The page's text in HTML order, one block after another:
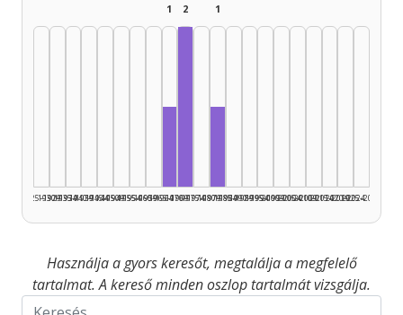
1925–1929
1930–1934
1935–1939
1940–1944
1945–1949
1950–1954
1955–1959
1960–1964
1
1965–1969
2
1970–1974
1975–1979
1
1980–1984
1985–1989
1990–1994
1995–1999
2000–2004
2005–2009
2010–2014
2015–2019
2020–2024
2025–2026
Használja a gyors keresőt, megtalálja a megfelelő
tartalmat. A kereső minden oszlop tartalmát vizsgálja.